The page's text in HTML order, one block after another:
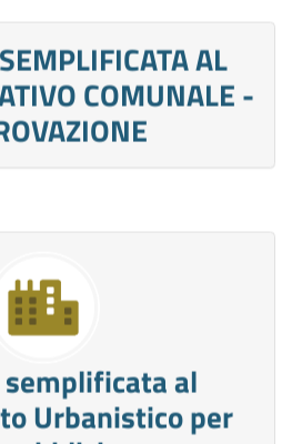
AL
COMUNALE -
al
Urbanistico per